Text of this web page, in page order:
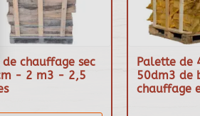
de chauffage sec
- 2 m3 - 2,5
Palette de
50dm3 de
chauffage